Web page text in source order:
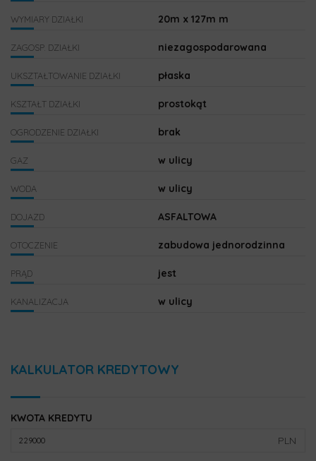
WYMIARY DZIAŁKI 20m x 127m m
ZAGOSP. DZIAŁKI niezagospodarowana
UKSZTAŁTOWANIE DZIAŁKI płaska
KSZTAŁT DZIAŁKI prostokąt
OGRODZENIE DZIAŁKI brak
GAZ w ulicy
WODA w ulicy
DOJAZD ASFALTOWA
OTOCZENIE zabudowa jednorodzinna
PRĄD jest
KANALIZACJA w ulicy
KALKULATOR KREDYTOWY
KWOTA KREDYTU
PLN